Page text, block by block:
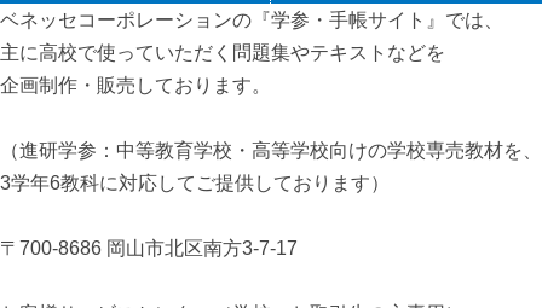
ベネッセコーポレーションの『学参・手帳サイト』 では、
主に高校で使っていただく問題集やテキストなどを
企画制作・販売しております。
（進研学参：中等教育学校・高等学校向けの学校専売教材を、
3学年6教科に対応してご提供しております）
〒700-8686 岡山市北区南方3-7-17